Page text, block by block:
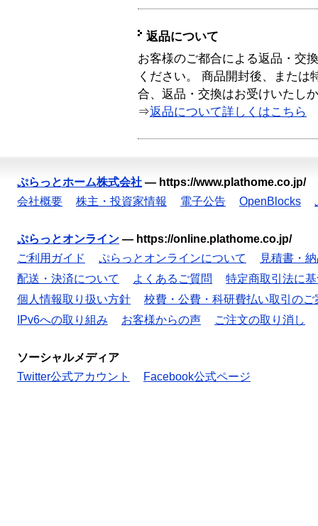
返品について
お客様のご都合による返品・交
ください。 商品開封後、または
合、返品・交換はお受けいたし
⇒返品について詳しくはこちら
ぷらっとホーム株式会社 — https://www.plathome.co.jp/
会社概要
株主・投資家情報 電子公告 OpenBlocks
ぷらっとオンライン — https://online.plathome.co.jp/
ご利用ガイド
ぷらっとオンラインについて
見積書・
配送・決済について
よくあるご質問
特定商取引法に
個人情報取り扱い方針
校費・公費・科研費払い取引のご
IPv6への取り組み
お客様からの声 ご注文の取り消し
ソーシャルメディア
Twitter公式アカウント
Facebook公式ページ